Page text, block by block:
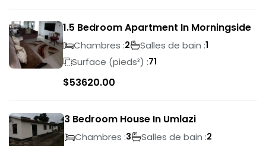
1.5 Bedroom Apartment In Morningside
Chambres :2 Salles de bain :1
Surface (pieds²) :71
$53620.00
3 Bedroom House In Umlazi
Chambres :3 Salles de bain :2